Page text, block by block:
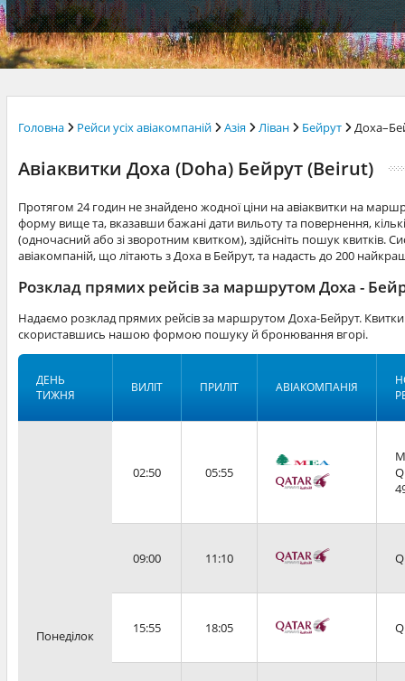
Головна Рейси усіх авіакомпаній Азія Ліван Бейрут
Авіаквитки Доха (Doha) Бейрут (Beirut)
Протягом 24 годин не знайдено жодної ціни на авіаквитки на
форму вище та, вказавши бажані дати вильоту та повернення,
(одночасний або зі зворотним квитком), здійсніть пошук квитків.
авіакомпаній, що літають з Доха в Бейрут, та надасть до 200
Розклад прямих рейсів за маршрутом Доха -
Надаємо розклад прямих рейсів за маршрутом Доха-Бейрут.
скориставшись нашою формою пошуку й бронювання вгорі.
ДЕНЬ
ТИЖНЯ
ВИЛІТ ПРИЛІТ АВІАКОМПАНІЯ
Понеділок
02:50 05:55
09:00 11:10
15:55 18:05